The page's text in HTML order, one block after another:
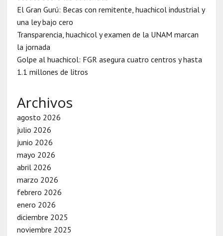
El Gran Gurú: Becas con remitente, huachicol industrial y
una ley bajo cero
Transparencia, huachicol y examen de la UNAM marcan
la jornada
Golpe al huachicol: FGR asegura cuatro centros y hasta
1.1 millones de litros
Archivos
agosto 2026
julio 2026
junio 2026
mayo 2026
abril 2026
marzo 2026
febrero 2026
enero 2026
diciembre 2025
noviembre 2025